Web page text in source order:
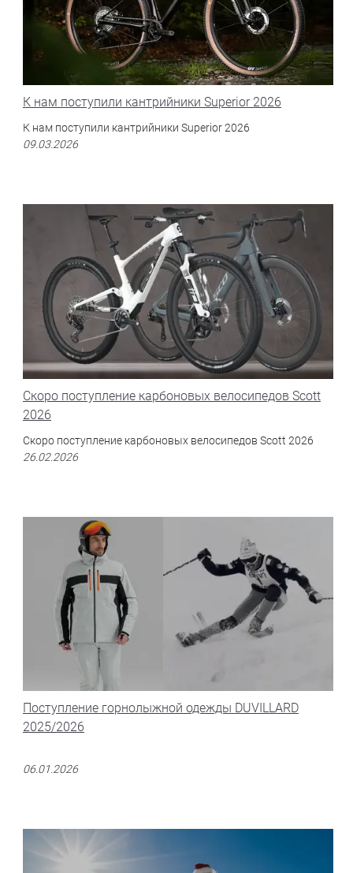
К нам поступили кантрийники Superior 2026
К нам поступили кантрийники Superior 2026
09.03.2026
Скоро поступление карбоновых велосипедов Scott
2026
Скоро поступление карбоновых велосипедов Scott 2026
26.02.2026
Поступление горнолыжной одежды DUVILLARD
2025/2026
06.01.2026